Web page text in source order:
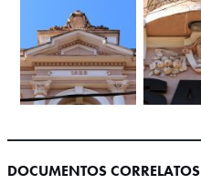
DOCUMENTOS CORRELATOS